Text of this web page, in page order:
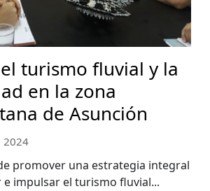
turismo fluvial y la
en la zona
de Asunción
2024
promover una estrategia integral
impulsar el turismo fluvial...